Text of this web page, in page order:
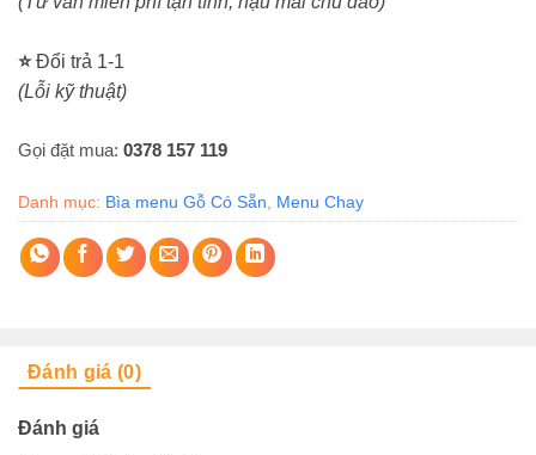
⭐Đổi trả 1-1
(Lỗi kỹ thuật)
Gọi đặt mua: 0378 157 119
Danh mục: Bìa menu Gỗ Có Sẵn Menu Chay
Đánh giá (0)
Đánh giá